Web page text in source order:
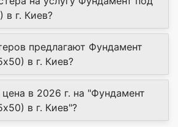
в г. Киев?
предлагают Фундамент
в г. Киев?
в 2026 г. на "Фундамент
в г. Киев"?